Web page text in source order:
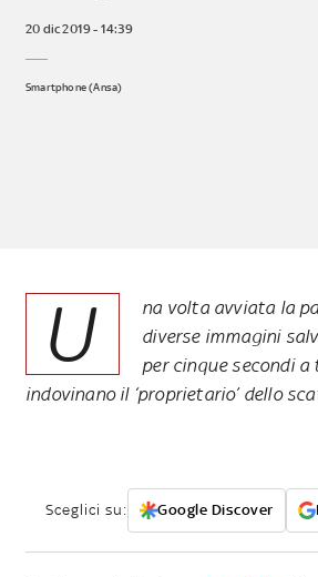
20 dic 2019 - 14:39
Smartphone (Ansa)
U
na volta avviata la
diverse immagini
per cinque secondi
indovinano il ‘proprietario’ dello
Sceglici su: Google Discover